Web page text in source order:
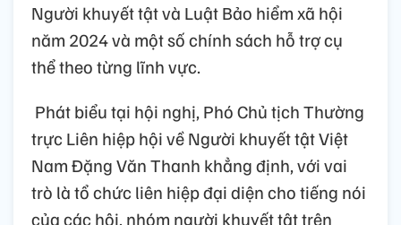
Người khuyết tật và Luật Bảo hiểm xã hội
năm 2024 và một số chính sách hỗ trợ cụ
thể theo từng lĩnh vực.
Phát biểu tại hội nghị, Phó Chủ tịch Thường
trực Liên hiệp hội về Người khuyết tật Việt
Nam Đặng Văn Thanh khẳng định,với vai
trò là tổ chức liên hiệp đại diện cho tiếng nói
của các hội, nhóm người khuyết tật trên